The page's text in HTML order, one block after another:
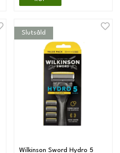
Slutsåld
Wilkinson Sword Hydro 5